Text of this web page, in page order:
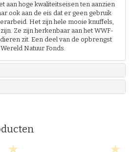
aan hoge kwaliteitseisen ten aanzien
ook aan de eis dat er geen gebruik
Het zijn hele mooie knuffels,
Ze zijn herkenbaar aan het WWF-
zit. Een deel van de opbrengst
Natuur Fonds.